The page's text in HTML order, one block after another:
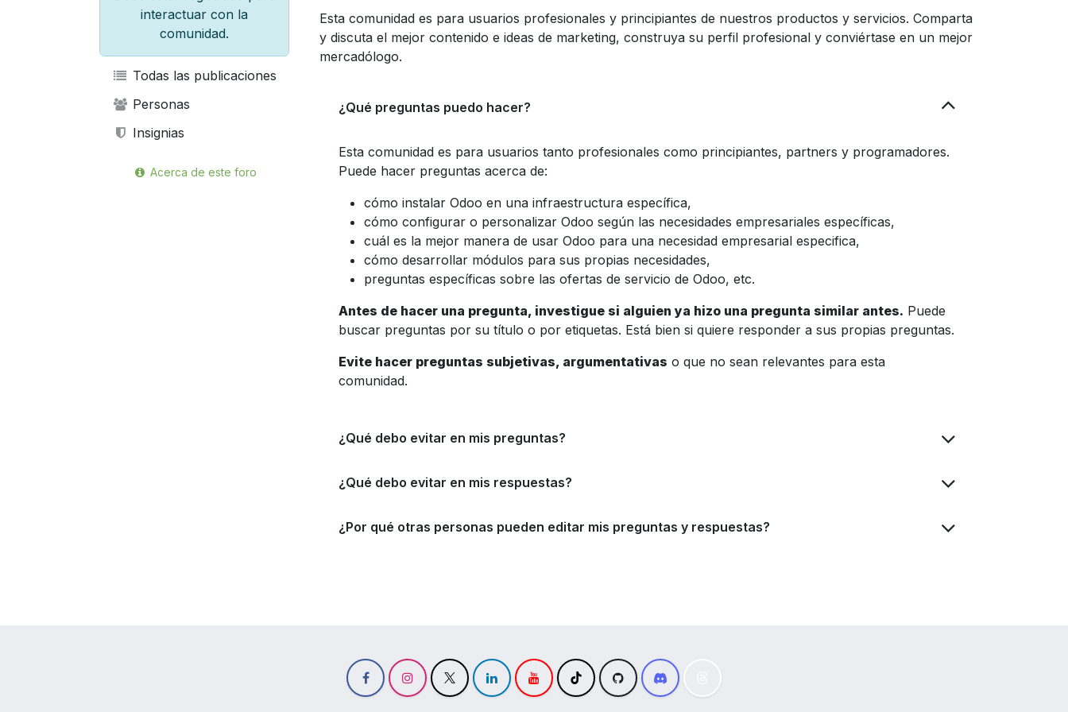
interactuar con la
comunidad.
Todas las publicaciones
Personas
Insignias
Acerca de este foro
Esta comunidad es para usuarios profesionales y principiantes de nuestros productos y servicios. Comparta
y discuta el mejor contenido e ideas de marketing, construya su perfil profesional y conviértase en un mejor
mercadólogo.
¿Qué preguntas puedo hacer?
Esta comunidad es para usuarios tanto profesionales como principiantes, partners y programadores.
Puede hacer preguntas acerca de:
cómo instalar Odoo en una infraestructura específica,
cómo configurar o personalizar Odoo según las necesidades empresariales específicas,
cuál es la mejor manera de usar Odoo para una necesidad empresarial especifica,
cómo desarrollar módulos para sus propias necesidades,
preguntas específicas sobre las ofertas de servicio de Odoo, etc.
Antes de hacer una pregunta, investigue si alguien ya hizo una pregunta similar antes. Puede
buscar preguntas por su título o por etiquetas. Está bien si quiere responder a sus propias preguntas.
Evite hacer preguntas subjetivas, argumentativas o que no sean relevantes para esta
comunidad.
¿Qué debo evitar en mis preguntas?
¿Qué debo evitar en mis respuestas?
¿Por qué otras personas pueden editar mis preguntas y respuestas?